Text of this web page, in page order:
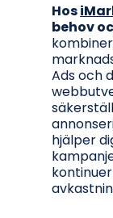
Hos
behov
Ads och
hjälper